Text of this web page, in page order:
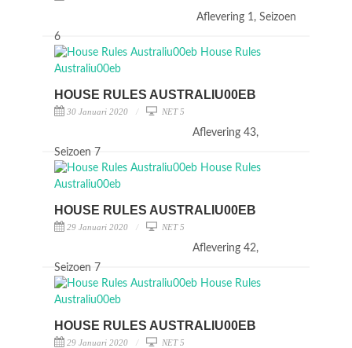
Aflevering 1, Seizoen
6
HOUSE RULES AUSTRALIU00EB
30 Januari 2020 NET 5
Aflevering 43,
Seizoen 7
HOUSE RULES AUSTRALIU00EB
29 Januari 2020 NET 5
Aflevering 42,
Seizoen 7
HOUSE RULES AUSTRALIU00EB
29 Januari 2020 NET 5